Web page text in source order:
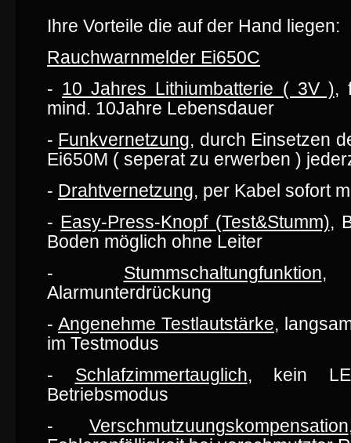
Ihre Vorteile die auf der Hand liegen:
Rauchwarnmelder Ei650C
- 10 Jahres Lithiumbatterie ( 3V ),
mind. 10Jahre Lebensdauer
- Funkvernetzung, durch Einsetzen
Ei650M ( seperat zu erwerben )
- Drahtvernetzung, per Kabel sofort
- Easy-Press-Knopf (Test&Stumm),
Boden möglich ohne Leiter
- Stummschaltungfunktion,
Alarmunterdrückung
- Angenehme Testlautstärke,
im Testmodus
- Schlafzimmertauglich, kein
Betriebsmodus
- Verschmutzuungskompensation